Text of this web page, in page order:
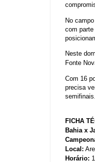
No
com
Neste
Fonte
Com 16
precisa
FICHA
Bahia x
Local:
Horário: